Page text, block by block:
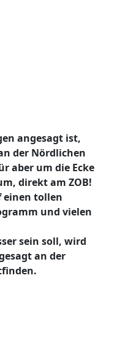
angesagt ist,
der Nördlichen
aber um die Ecke
direkt am ZOB!
einen tollen
und vielen
sein soll, wird
an der